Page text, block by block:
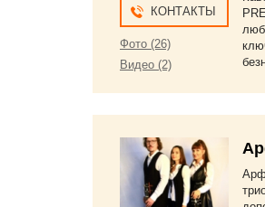
КОНТАКТЫ
Фото (26)
Видео (2)